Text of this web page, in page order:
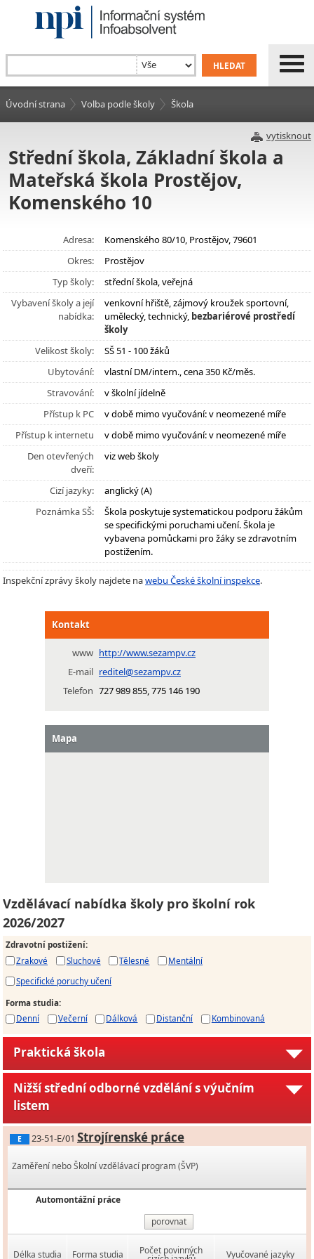
Úvodní strana Volba podle školy Škola
vytisknout
Střední škola, Základní škola a
Mateřská škola Prostějov,
Komenského 10
Adresa:
Komenského 80/10, Prostějov, 79601
Okres:
Prostějov
Typ školy:
střední škola, veřejná
Vybavení školy a její
nabídka:
venkovní hřiště, zájmový kroužek sportovní,
umělecký, technický, bezbariérové prostředí
školy
Velikost školy:
SŠ 51 - 100 žáků
Ubytování:
vlastní DM/intern., cena 350 Kč/měs.
Stravování:
v školní jídelně
Přístup k PC
v době mimo vyučování: v neomezené míře
Přístup k internetu
v době mimo vyučování: v neomezené míře
Den otevřených
dveří:
viz web školy
Cizí jazyky:
anglický (A)
Poznámka SŠ:
Škola poskytuje systematickou podporu žákům
se specifickými poruchami učení. Škola je
vybavena pomůckami pro žáky se zdravotním
postižením.
Inspekční zprávy školy najdete nawebu České školní inspekce.
Kontakt
www http://www.sezampv.cz
E-mail reditel@sezampv.cz
Telefon 727 989 855, 775 146 190
Mapa
Vzdělávací nabídka školy pro školní rok
2026/2027
Zdravotní postižení:
Zrakové
Sluchové Tělesné
Mentální
Specifické poruchy učení
Forma studia:
Denní
Večerní Dálková Distanční Kombinovaná
Praktická škola
Nižší střední odborné vzdělání s výučním
listem
E 23-51-E/01 Strojírenské práce
Zaměření nebo Školní vzdělávací program (ŠVP)
Automontážní práce
porovnat
Délka studia Forma studia Počet povinných Vyučované jazyky